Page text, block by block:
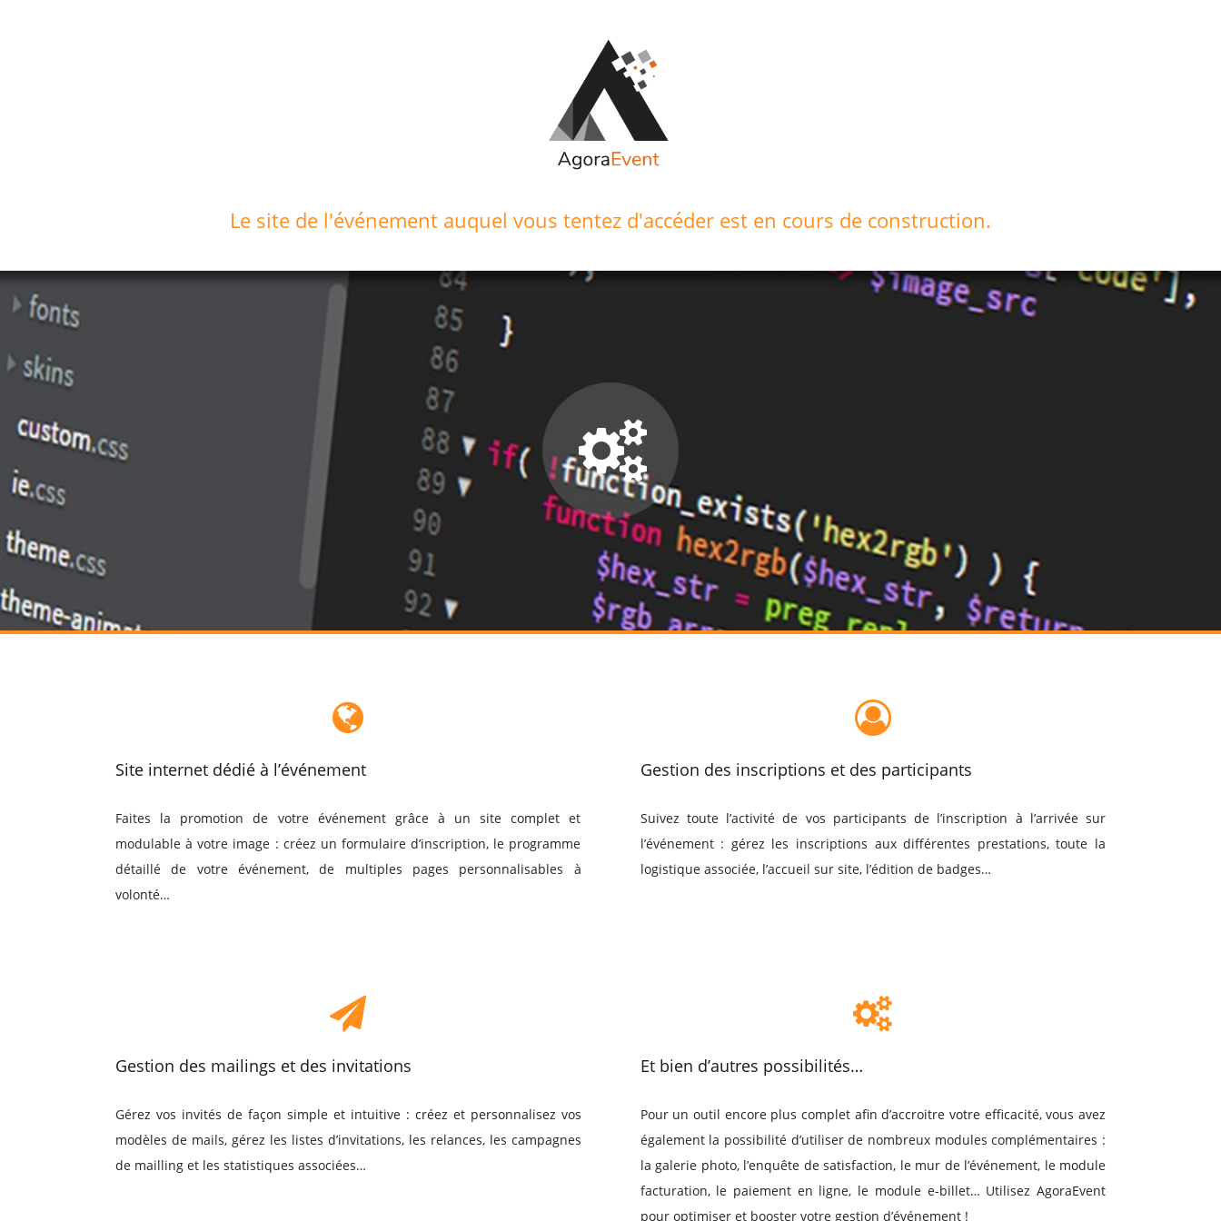
Le site de l'événement auquel vous tentez d'accéder est en cours de construction.
Site internet dédié à l’événement
Faites la promotion de votre événement grâce à un site complet et
modulable à votre image : créez un formulaire d’inscription, le programme
détaillé de votre événement, de multiples pages personnalisables à
volonté…
Gestion des inscriptions et des participants
Suivez toute l’activité de vos participants de l’inscription à l’arrivée sur
l’événement : gérez les inscriptions aux différentes prestations, toute la
logistique associée, l’accueil sur site, l’édition de badges…
Gestion des mailings et des invitations
Gérez vos invités de façon simple et intuitive : créez et personnalisez vos
modèles de mails, gérez les listes d’invitations, les relances, les campagnes
de mailling et les statistiques associées…
Et bien d’autres possibilités…
Pour un outil encore plus complet afin d’accroitre votre efficacité, vous avez
également la possibilité d’utiliser de nombreux modules complémentaires :
la galerie photo, l’enquête de satisfaction, le mur de l’événement, le module
facturation, le paiement en ligne, le module e-billet… Utilisez AgoraEvent
pour optimiser et booster votre gestion d’événement !